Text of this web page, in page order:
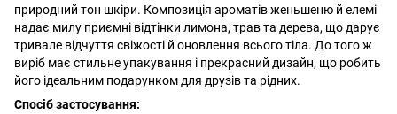
природний тон шкіри. Композиція ароматів женьшеню й елемі
надає милу приємні відтінки лимона, трав та дерева, що дарує
тривале відчуття свіжості й оновлення всього тіла. До того ж
виріб має стильне упакування і прекрасний дизайн, що робить
його ідеальним подарунком для друзів та рідних.
Спосіб застосування: